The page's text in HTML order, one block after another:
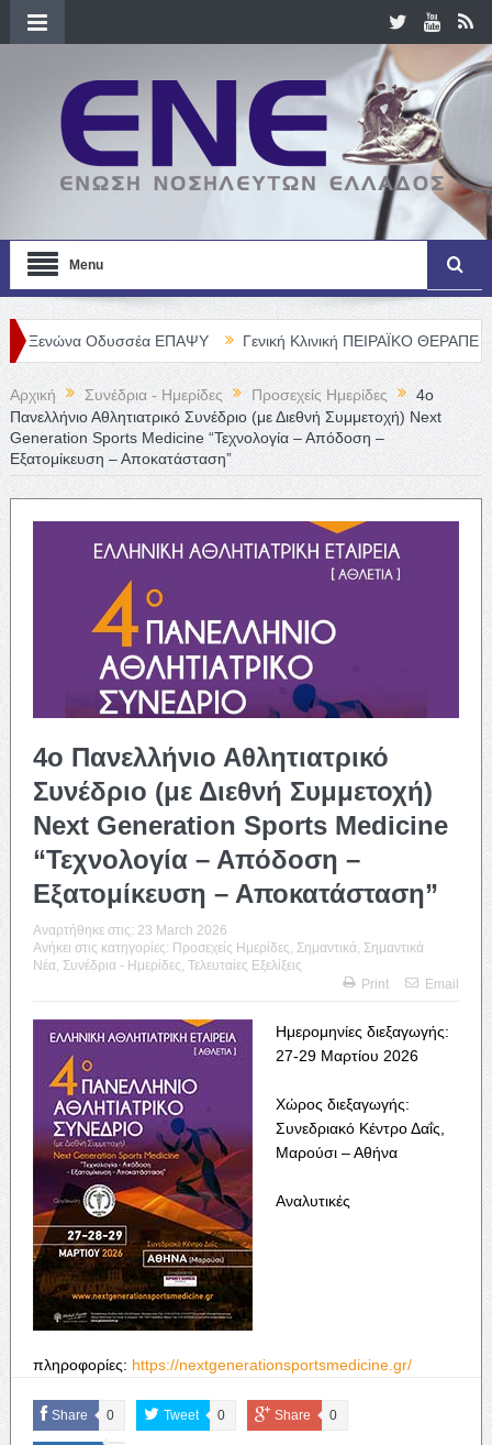
Menu
Οδυσσέα ΕΠΑΨΥ Γενική Κλινική ΠΕΙΡΑΪΚΟ ΘΕΡΑΠΕΥΤΗΡΙΟ Α.
Αρχική Συνέδρια - Ημερίδες Προσεχείς Ημερίδες
4o
Πανελλήνιο Αθλητιατρικό Συνέδριο (με Διεθνή Συμμετοχή) Next
Generation Sports Medicine “Τεχνολογία – Απόδοση –
Εξατομίκευση – Αποκατάσταση”
4o Πανελλήνιο Αθλητιατρικό
Συνέδριο (με Διεθνή Συμμετοχή)
Next Generation Sports Medicine
“Τεχνολογία – Απόδοση –
Εξατομίκευση – Αποκατάσταση”
Αναρτήθηκε στις: 23 March 2026
Ανήκει στις κατηγορίες: Προσεχείς Ημερίδες Σημαντικά Σημαντικά
Νέα Συνέδρια - Ημερίδες Τελευταίες Εξελίξεις
Print
Email
Ημερομηνίες διεξαγωγής:
27-29 Μαρτίου 2026
Χώρος διεξαγωγής:
Συνεδριακό Κέντρο Δαΐς,
Μαρούσι – Αθήνα
Αναλυτικές
πληροφορίες: https://nextgenerationsportsmedicine.gr/
Share 0 Tweet 0 Share 0